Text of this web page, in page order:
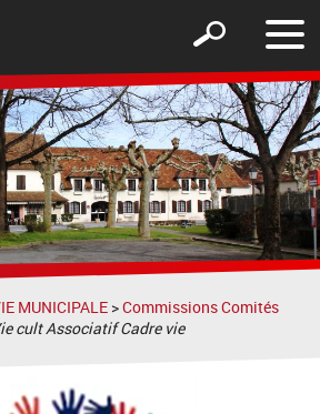
le
Afficher
formulaire
de
recherche
MUNICIPALE >Commissions Comités
cult Associatif Cadre vie